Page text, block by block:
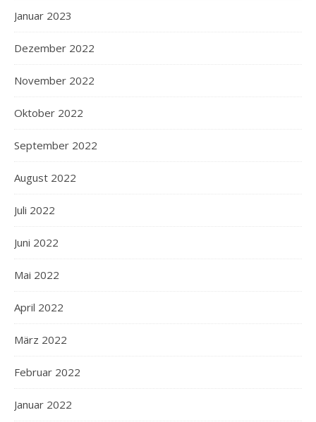
Januar 2023
Dezember 2022
November 2022
Oktober 2022
September 2022
August 2022
Juli 2022
Juni 2022
Mai 2022
April 2022
März 2022
Februar 2022
Januar 2022